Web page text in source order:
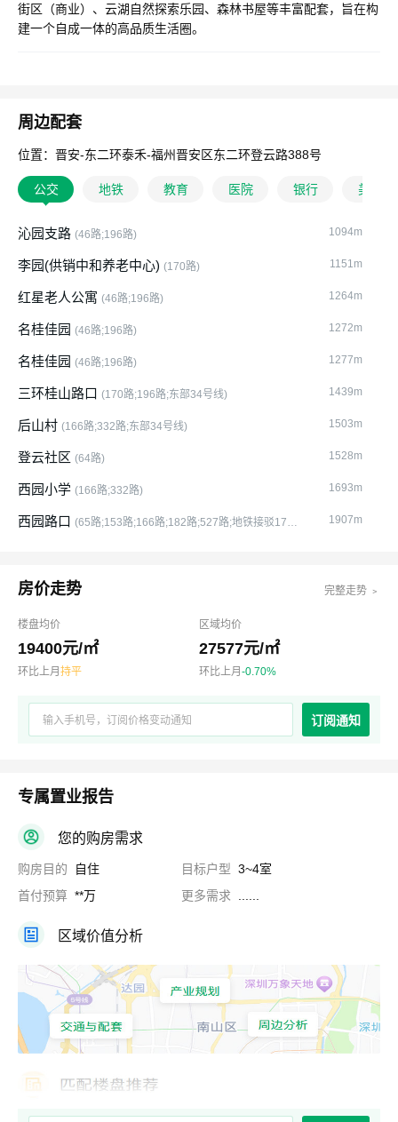
街区（商业）、云湖自然探索乐园、森林书屋等丰富配套，旨在构
建一个自成一体的高品质生活圈。
周边配套
位置：晋安-东二环泰禾-福州晋安区东二环登云路388号
公交 地铁 教育 医院 银行 美食
沁园支路 (46路;196路) 1094m
李园(供销中和养老中心) (170路) 1151m
红星老人公寓 (46路;196路) 1264m
名桂佳园 (46路;196路) 1272m
名桂佳园 (46路;196路) 1277m
三环桂山路口 (170路;196路;东部34号线) 1439m
后山村 (166路;332路;东部34号线) 1503m
登云社区 (64路) 1528m
西园小学 (166路;332路) 1693m
西园路口 (65路;153路;166路;182路;527路;地铁接驳17号
1907m
房价走势 完整走势 ﹥
楼盘均价
19400元/㎡
环比上月 持平
区域均价
27577元/㎡
环比上月 -0.70%
订阅通知
专属置业报告
您的购房需求
购房目的 自住 目标户型 3~4室
首付预算 **万 更多需求
区域价值分析